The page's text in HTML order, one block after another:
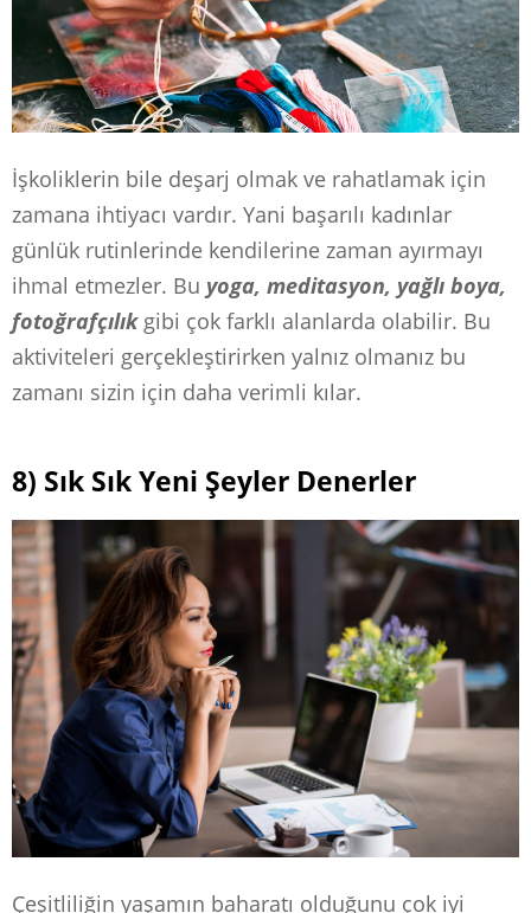
İşkoliklerin bile deşarj olmak ve rahatlamak için
zamana ihtiyacı vardır. Yani başarılı kadınlar
günlük rutinlerinde kendilerine zaman ayırmayı
ihmal etmezler. Bu yoga, meditasyon, yağlı boya,
fotoğrafçılıkgibi çok farklı alanlarda olabilir. Bu
aktiviteleri gerçekleştirirken yalnız olmanız bu
zamanı sizin için daha verimli kılar.
8) Sık Sık Yeni Şeyler Denerler
Çeşitliliğin yaşamın baharatı olduğunu çok iyi